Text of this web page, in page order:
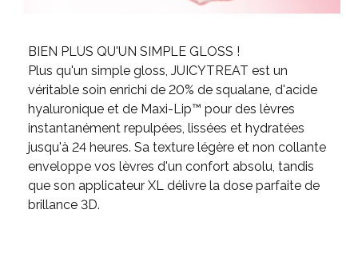
BIEN PLUS QU'UN SIMPLE GLOSS !
Plus qu'un simple gloss, JUICYTREAT est un
véritable soin enrichi de 20% de squalane, d'acide
hyaluronique et de Maxi-Lip™ pour des lèvres
instantanément repulpées, lissées et hydratées
jusqu'à 24 heures. Sa texture légère et non collante
enveloppe vos lèvres d'un confort absolu, tandis
que son applicateur XL délivre la dose parfaite de
brillance 3D.